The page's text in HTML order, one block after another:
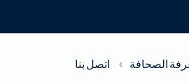
الصحافة اتصل بنا